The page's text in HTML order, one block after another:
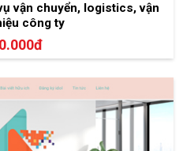
vận chuyển, logistics, vận
công ty